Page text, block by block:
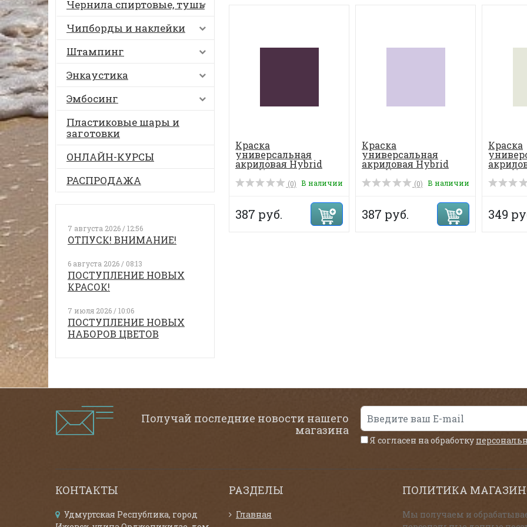
Чернила спиртовые, тушь
Чипборды и наклейки
Штампинг
Энкаустика
Эмбосинг
Пластиковые шары и
заготовки
ОНЛАЙН-КУРСЫ
РАСПРОДАЖА
7 августа 2026 / 12:56
ОТПУСК! ВНИМАНИЕ!
6 августа 2026 / 08:13
ПОСТУПЛЕНИЕ НОВЫХ
КРАСОК!
7 июля 2026 / 10:06
ПОСТУПЛЕНИЕ НОВЫХ
НАБОРОВ ЦВЕТОВ
Краска
универсальная
акриловая Hybrid
Acrylic 70 мл, цвет...
(0) В наличии
387 руб.
Краска
универсальная
акриловая Hybrid
Acrylic 70 мл, цвет...
(0) В наличии
387 руб.
Краска
Acrylic
349
Получай последние новости нашего
магазина
Я согласен на обработку
КОНТАКТЫ
Удмуртская Республика, город
РАЗДЕЛЫ
Главная
ПОЛИТИКА
Мы получаем и